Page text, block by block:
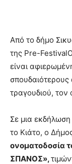
Από το δήμο
της Pre-
είναι
τραγουδιού,
Σε μια
το Κιάτο, ο
ονοματοδοσία
ΣΠΑΝΟΣ»,